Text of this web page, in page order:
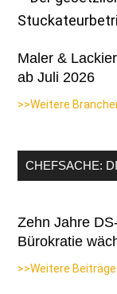
Maler &
ab Juli 2026
>>Weitere
CHEFSACHE:
Zehn Jahre
Bürokratie
>>Weitere Beiträge